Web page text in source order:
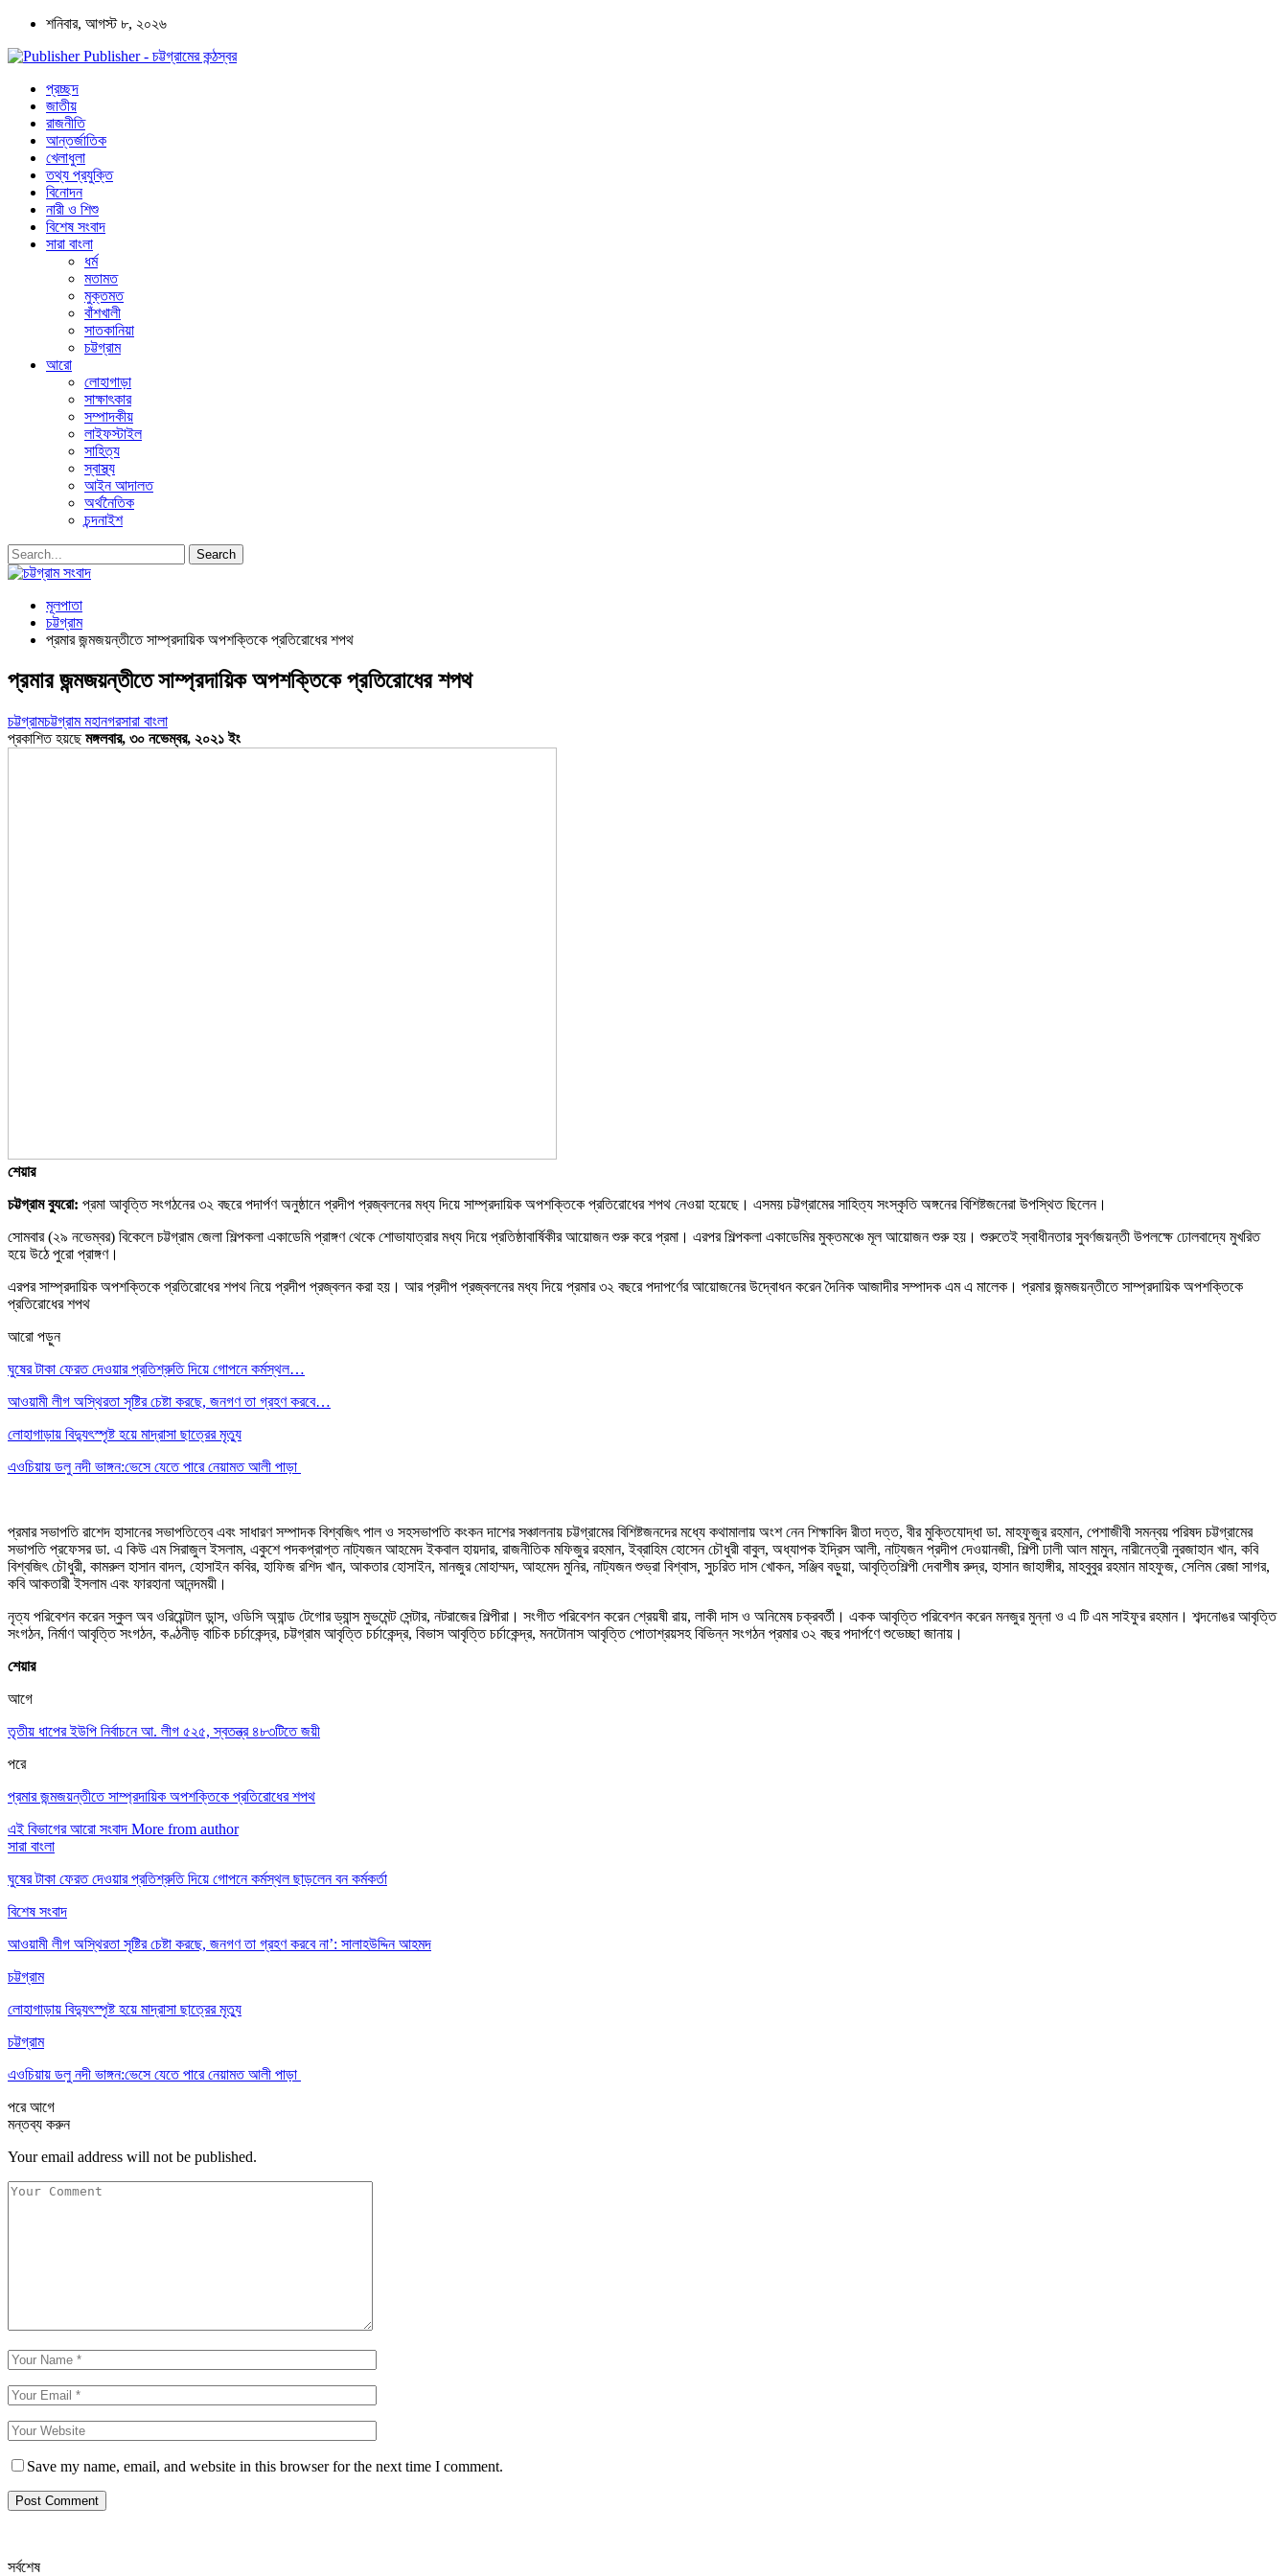
শনিবার, আগস্ট ৮, ২০২৬
Publisher - চট্টগ্রামের কন্ঠস্বর
প্রচ্ছদ
জাতীয়
রাজনীতি
আন্তর্জাতিক
খেলাধুলা
তথ্য প্রযুক্তি
বিনোদন
নারী ও শিশু
বিশেষ সংবাদ
সারা বাংলা
ধর্ম
মতামত
মুক্তমত
বাঁশখালী
সাতকানিয়া
চট্টগ্রাম
আরো
লোহাগাড়া
সাক্ষাৎকার
সম্পাদকীয়
লাইফস্টাইল
সাহিত্য
স্বাস্থ্য
আইন আদালত
অর্থনৈতিক
চন্দনাইশ
মূলপাতা
চট্টগ্রাম
প্রমার জন্মজয়ন্তীতে সাম্প্রদায়িক অপশক্তিকে প্রতিরোধের শপথ
প্রমার জন্মজয়ন্তীতে সাম্প্রদায়িক অপশক্তিকে প্রতিরোধের শপথ
চট্টগ্রামচট্টগ্রাম মহানগরসারা বাংলা
প্রকাশিত হয়ছেমঙ্গলবার, ৩০ নভেম্বর, ২০২১ ইং
শেয়ার
চট্টগ্রাম ব্যুরো: প্রমা আবৃত্তি সংগঠনের ৩২ বছরে পদার্পণ অনুষ্ঠানে প্রদীপ প্রজ্বলনের মধ্য দিয়ে সাম্প্রদায়িক অপশক্তিকে প্রতিরোধের শপথ নেওয়া হয়েছে। এসময় চট্টগ্রামের সাহিত্য সংস্কৃতি অঙ্গনের বিশিষ্টজনেরা উপস্থিত ছিলেন।
সোমবার (২৯ নভেম্বর) বিকেলে চট্টগ্রাম জেলা শিল্পকলা একাডেমি প্রাঙ্গণ থেকে শোভাযাত্রার মধ্য দিয়ে প্রতিষ্ঠাবার্ষিকীর আয়োজন শুরু করে প্রমা। এরপর শিল্পকলা একাডেমির মুক্তমঞ্চে মূল আয়োজন শুরু হয়। শুরুতেই স্বাধীনতার সুবর্ণজয়ন্তী উপলক্ষে ঢোলবাদ্যে মুখরিত
হয়ে উঠে পুরো প্রাঙ্গণ।
এরপর সাম্প্রদায়িক অপশক্তিকে প্রতিরোধের শপথ নিয়ে প্রদীপ প্রজ্বলন করা হয়। আর প্রদীপ প্রজ্বলনের মধ্য দিয়ে প্রমার ৩২ বছরে পদাপর্ণের আয়োজনের উদ্বোধন করেন দৈনিক আজাদীর সম্পাদক এম এ মালেক। প্রমার জন্মজয়ন্তীতে সাম্প্রদায়িক অপশক্তিকে
প্রতিরোধের শপথ
আরো পড়ুন
ঘুষের টাকা ফেরত দেওয়ার প্রতিশ্রুতি দিয়ে গোপনে কর্মস্থল…
আওয়ামী লীগ অস্থিরতা সৃষ্টির চেষ্টা করছে, জনগণ তা গ্রহণ করবে…
লোহাগাড়ায় বিদ্যুৎস্পৃষ্ট হয়ে মাদ্রাসা ছাত্রের মৃত্যু
এওচিয়ায় ডলু নদী ভাঙ্গন:ভেসে যেতে পারে নেয়ামত আলী পাড়া
প্রমার সভাপতি রাশেদ হাসানের সভাপতিত্বে এবং সাধারণ সম্পাদক বিশ্বজিৎ পাল ও সহসভাপতি কংকন দাশের সঞ্চালনায় চট্টগ্রামের বিশিষ্টজনদের মধ্যে কথামালায় অংশ নেন শিক্ষাবিদ রীতা দত্ত, বীর মুক্তিযোদ্ধা ডা. মাহফুজুর রহমান, পেশাজীবী সমন্বয় পরিষদ চট্টগ্রামের
সভাপতি প্রফেসর ডা. এ কিউ এম সিরাজুল ইসলাম, একুশে পদকপ্রাপ্ত নাট্যজন আহমেদ ইকবাল হায়দার, রাজনীতিক মফিজুর রহমান, ইব্রাহিম হোসেন চৌধুরী বাবুল, অধ্যাপক ইদ্রিস আলী, নাট্যজন প্রদীপ দেওয়ানজী, শিল্পী ঢালী আল মামুন, নারীনেত্রী নুরজাহান খান, কবি
বিশ্বজিৎ চৌধুরী, কামরুল হাসান বাদল, হোসাইন কবির, হাফিজ রশিদ খান, আকতার হোসাইন, মানজুর মোহাম্মদ, আহমেদ মুনির, নাট্যজন শুভ্রা বিশ্বাস, সুচরিত দাস খোকন, সঞ্জিব বড়ুয়া, আবৃত্তিশিল্পী দেবাশীষ রুদ্র, হাসান জাহাঙ্গীর, মাহবুবুর রহমান মাহফুজ, সেলিম রেজা সাগর,
কবি আকতারী ইসলাম এবং ফারহানা আনন্দময়ী।
নৃত্য পরিবেশন করেন স্কুল অব ওরিয়েন্টাল ডান্স, ওডিসি অ্যান্ড টেগোর ড্যান্স মুভমেন্ট সেন্টার, নটরাজের শিল্পীরা। সংগীত পরিবেশন করেন শ্রেয়ষী রায়, লাকী দাস ও অনিমেষ চক্রবর্তী। একক আবৃত্তি পরিবেশন করেন মনজুর মুন্না ও এ টি এম সাইফুর রহমান। শব্দনোঙর আবৃত্তি
সংগঠন, নির্মাণ আবৃত্তি সংগঠন, কণ্ঠনীড় বাচিক চর্চাকেন্দ্র, চট্টগ্রাম আবৃত্তি চর্চাকেন্দ্র, বিভাস আবৃত্তি চর্চাকেন্দ্র, মনটোনাস আবৃত্তি পোতাশ্রয়সহ বিভিন্ন সংগঠন প্রমার ৩২ বছর পদার্পণে শুভেচ্ছা জানায়।
শেয়ার
আগে
তৃতীয় ধাপের ইউপি নির্বাচনে আ. লীগ ৫২৫, স্বতন্ত্র ৪৮৩টিতে জয়ী
পরে
প্রমার জন্মজয়ন্তীতে সাম্প্রদায়িক অপশক্তিকে প্রতিরোধের শপথ
এই বিভাগের আরো সংবাদ More from author
সারা বাংলা
ঘুষের টাকা ফেরত দেওয়ার প্রতিশ্রুতি দিয়ে গোপনে কর্মস্থল ছাড়লেন বন কর্মকর্তা
বিশেষ সংবাদ
আওয়ামী লীগ অস্থিরতা সৃষ্টির চেষ্টা করছে, জনগণ তা গ্রহণ করবে না’: সালাহউদ্দিন আহমদ
চট্টগ্রাম
লোহাগাড়ায় বিদ্যুৎস্পৃষ্ট হয়ে মাদ্রাসা ছাত্রের মৃত্যু
চট্টগ্রাম
এওচিয়ায় ডলু নদী ভাঙ্গন:ভেসে যেতে পারে নেয়ামত আলী পাড়া
পরেআগে
মন্তব্য করুন
Your email address will not be published.
Save my name, email, and website in this browser for the next time I comment.
সর্বশেষ